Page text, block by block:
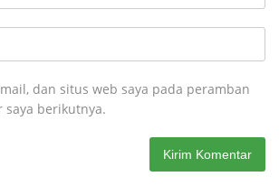
dan situs web saya pada peramban
berikutnya.